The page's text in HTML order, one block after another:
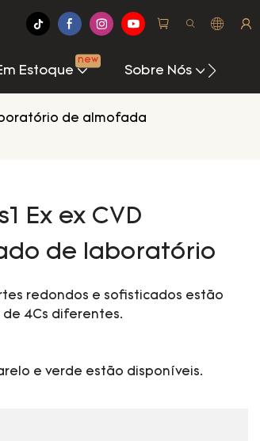
Estoque
new
Sobre Nós
de almofada
Ex ex CVD
de laboratório
redondos e sofisticados estão
4Cs diferentes.
e verde estão disponíveis.